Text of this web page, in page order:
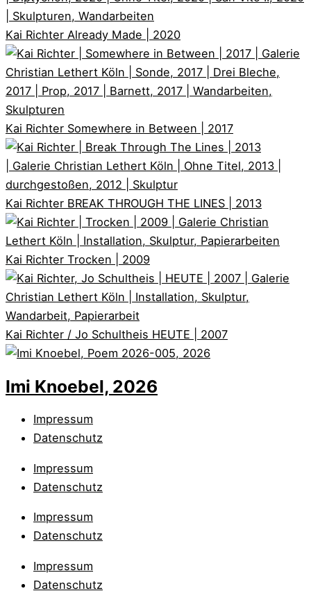
Kai Richter Already Made | 2020
Kai Richter Somewhere in Between | 2017
Kai Richter BREAK THROUGH THE LINES | 2013
Kai Richter Trocken | 2009
Kai Richter / Jo Schultheis HEUTE | 2007
Imi Knoebel, 2026
Impressum
Datenschutz
Impressum
Datenschutz
Impressum
Datenschutz
Impressum
Datenschutz